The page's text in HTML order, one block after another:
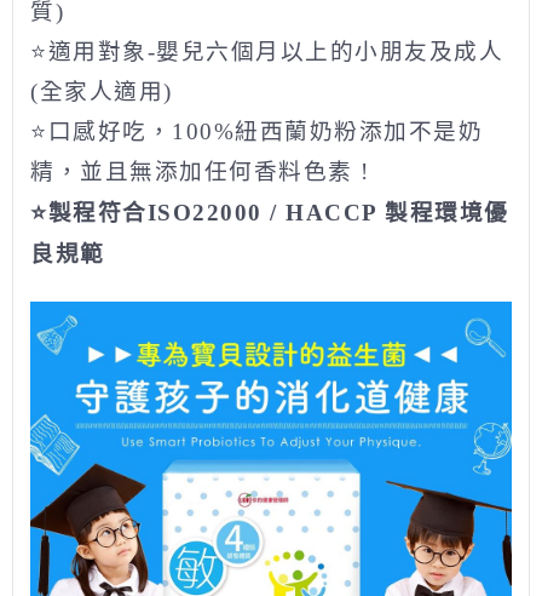
質)
⭐適用對象-嬰兒六個月以上的小朋友及成人
(全家人適用)
⭐口感好吃，100%紐西蘭奶粉添加不是奶
精，並且無添加任何香料色素 !
⭐製程符合ISO22000 / HACCP 製程環境優
良規範